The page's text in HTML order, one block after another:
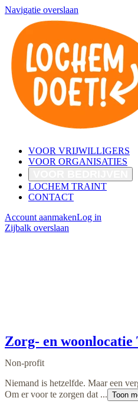
Navigatie overslaan
VOOR VRIJWILLIGERS
VOOR ORGANISATIES
LOCHEM TRAINT
CONTACT
Account aanmakenLog in
Zijbalk overslaan
Zorg- en woonlocatie
Non-profit
Niemand is hetzelfde. Maar een
Om er voor te zorgen dat ... Toon